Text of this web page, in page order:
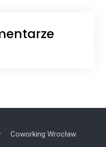
Coworking Wrocław